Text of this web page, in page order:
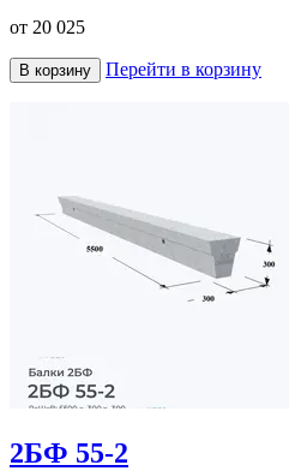
от 20 025
В корзину Перейти в корзину
2БФ 55-2